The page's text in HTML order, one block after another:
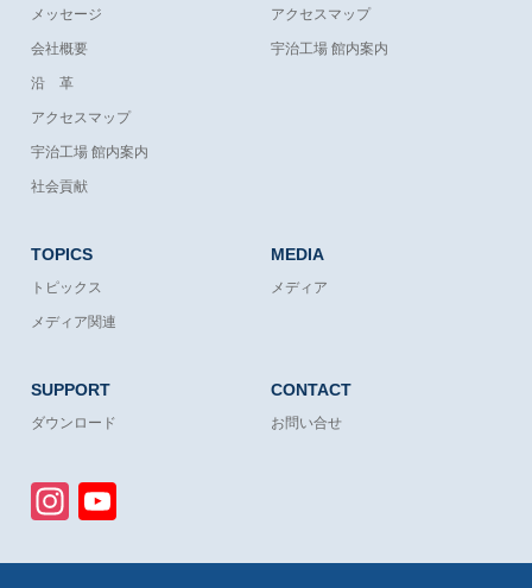
メッセージ
会社概要
沿 革
アクセスマップ
宇治工場 館内案内
社会貢献
アクセスマップ
宇治工場 館内案内
TOPICS
トピックス
メディア関連
MEDIA
メディア
SUPPORT
ダウンロード
CONTACT
お問い合せ
Instagram